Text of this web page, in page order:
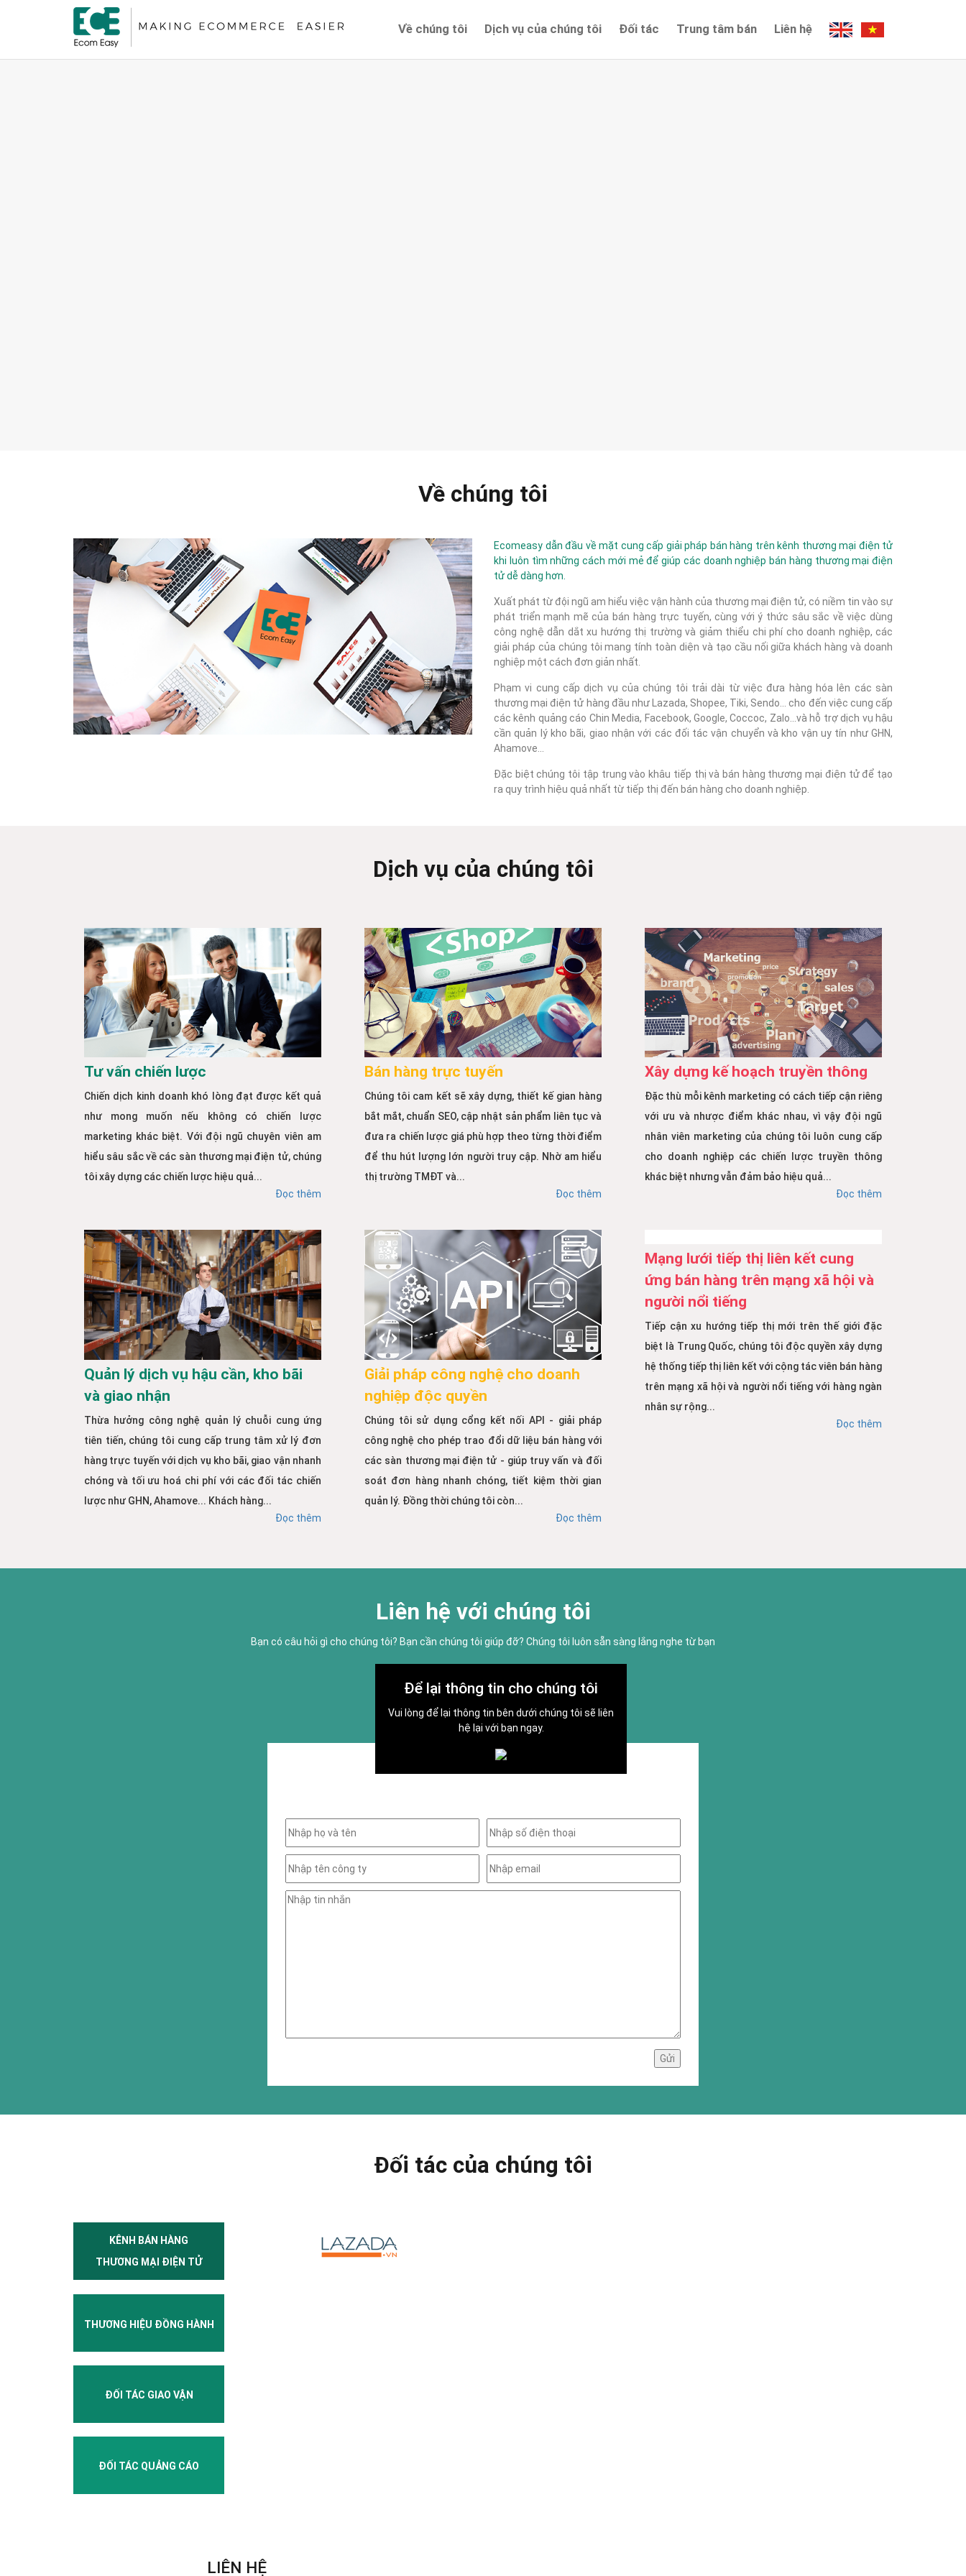
Về chúng tôi Dịch vụ của chúng tôi Đối tác Trung tâm bán Liên hệ
Về chúng tôi
Ecomeasy dẫn đầu về mặt cung cấp giải pháp bán hàng trên kênh thương mại điện tử
khi luôn tìm những cách mới mẻ để giúp các doanh nghiệp bán hàng thương mại điện
tử dễ dàng hơn.
Xuất phát từ đội ngũ am hiểu việc vận hành của thương mại điện tử, có niềm tin vào sự
phát triển mạnh mẽ của bán hàng trực tuyến, cùng với ý thức sâu sắc về việc dùng
công nghệ dẫn dắt xu hướng thị trường và giảm thiểu chi phí cho doanh nghiệp, các
giải pháp của chúng tôi mang tính toàn diện và tạo cầu nối giữa khách hàng và doanh
nghiệp một cách đơn giản nhất.
Phạm vi cung cấp dịch vụ của chúng tôi trải dài từ việc đưa hàng hóa lên các sàn
thương mại điện tử hàng đầu như Lazada, Shopee, Tiki, Sendo... cho đến việc cung cấp
các kênh quảng cáo Chin Media, Facebook, Google, Coccoc, Zalo...và hỗ trợ dịch vụ hậu
cần quản lý kho bãi, giao nhận với các đối tác vận chuyển và kho vận uy tín như GHN,
Ahamove...
Đặc biệt chúng tôi tập trung vào khâu tiếp thị và bán hàng thương mại điện tử để tạo
ra quy trình hiệu quả nhất từ tiếp thị đến bán hàng cho doanh nghiệp.
Dịch vụ của chúng tôi
Tư vấn chiến lược
Chiến dịch kinh doanh khó lòng đạt được kết quả
như mong muốn nếu không có chiến lược
marketing khác biệt. Với đội ngũ chuyên viên am
hiểu sâu sắc về các sàn thương mại điện tử, chúng
tôi xây dựng các chiến lược hiệu quả...
Đọc thêm
Bán hàng trực tuyến
Chúng tôi cam kết sẽ xây dựng, thiết kế gian hàng
bắt mắt, chuẩn SEO, cập nhật sản phẩm liên tục và
đưa ra chiến lược giá phù hợp theo từng thời điểm
để thu hút lượng lớn người truy cập. Nhờ am hiểu
thị trường TMĐT và...
Đọc thêm
Xây dựng kế hoạch truyền thông
Đặc thù mỗi kênh marketing có cách tiếp cận riêng
với ưu và nhược điểm khác nhau, vì vậy đội ngũ
nhân viên marketing của chúng tôi luôn cung cấp
cho doanh nghiệp các chiến lược truyền thông
khác biệt nhưng vẫn đảm bảo hiệu quả...
Đọc thêm
Quản lý dịch vụ hậu cần, kho bãi
và giao nhận
Thừa hưởng công nghệ quản lý chuỗi cung ứng
tiên tiến, chúng tôi cung cấp trung tâm xử lý đơn
hàng trực tuyến với dịch vụ kho bãi, giao vận nhanh
chóng và tối ưu hoá chi phí với các đối tác chiến
lược như GHN, Ahamove... Khách hàng...
Đọc thêm
Giải pháp công nghệ cho doanh
nghiệp độc quyền
Chúng tôi sử dụng cổng kết nối API - giải pháp
công nghệ cho phép trao đổi dữ liệu bán hàng với
các sàn thương mại điện tử - giúp truy vấn và đối
soát đơn hàng nhanh chóng, tiết kiệm thời gian
quản lý. Đồng thời chúng tôi còn...
Đọc thêm
Mạng lưới tiếp thị liên kết cung
ứng bán hàng trên mạng xã hội và
người nổi tiếng
Tiếp cận xu hướng tiếp thị mới trên thế giới đặc
biệt là Trung Quốc, chúng tôi độc quyền xây dựng
hệ thống tiếp thị liên kết với cộng tác viên bán hàng
trên mạng xã hội và người nổi tiếng với hàng ngàn
nhân sự rộng...
Đọc thêm
Liên hệ với chúng tôi
Bạn có câu hỏi gì cho chúng tôi? Bạn cần chúng tôi giúp đỡ? Chúng tôi luôn sẵn sàng lắng nghe từ bạn
Để lại thông tin cho chúng tôi
Vui lòng để lại thông tin bên dưới chúng tôi sẽ liên
hệ lại với bạn ngay.
Đối tác của chúng tôi
KÊNH BÁN HÀNG
THƯƠNG MẠI ĐIỆN TỬ
THƯƠNG HIỆU ĐỒNG HÀNH
ĐỐI TÁC GIAO VẬN
ĐỐI TÁC QUẢNG CÁO
LIÊN HỆ